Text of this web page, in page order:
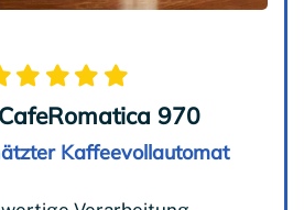
970
Kaffeevollautomat